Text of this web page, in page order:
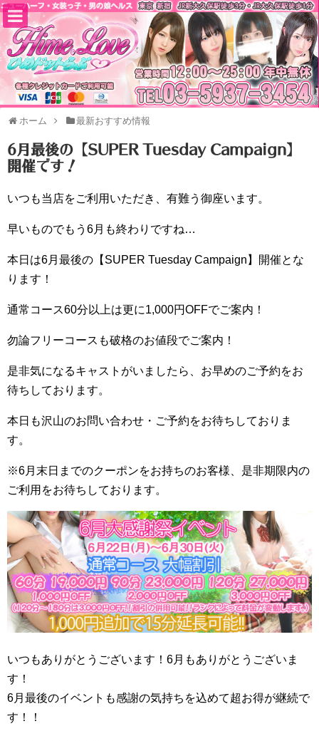
ホーム 最新おすすめ情報
6月最後の【SUPER Tuesday Campaign】
開催です！
いつも当店をご利用いただき、有難う御座います。
早いものでもう6月も終わりですね…
本日は6月最後の【SUPER Tuesday Campaign】開催とな
ります！
通常コース60分以上は更に1,000円OFFでご案内！
勿論フリーコースも破格のお値段でご案内！
是非気になるキャストがいましたら、お早めのご予約をお
待ちしております。
本日も沢山のお問い合わせ・ご予約をお待ちしておりま
す。
※6月末日までのクーポンをお持ちのお客様、是非期限内の
ご利用をお待ちしております。
いつもありがとうございます！6月もありがとうございま
す！
6月最後のイベントも感謝の気持ちを込めて超お得が継続で
す！！